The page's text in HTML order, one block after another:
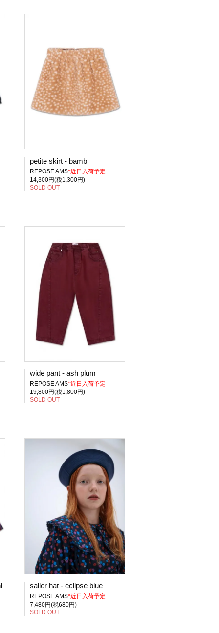
petite skirt - bambi
REPOSE AMS*近日入荷予定
14,300円(税1,300円)
SOLD OUT
wide pant - ash plum
REPOSE AMS*近日入荷予定
19,800円(税1,800円)
SOLD OUT
sailor hat - eclipse blue
REPOSE AMS*近日入荷予定
7,480円(税680円)
SOLD OUT